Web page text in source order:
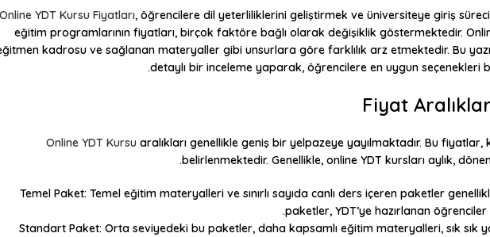
Online YDT Kursu Fiyatları, öğrencilere dil yeterliliklerini geliştirmek ve üniversiteye giriş
eğitim programlarının fiyatları, birçok faktöre bağlı olarak değişiklik göstermektedir.
kadrosu ve sağlanan materyaller gibi unsurlara göre farklılık arz etmektedir. Bu
detaylı bir inceleme yaparak, öğrencilere en uygun seçenekleri
Fiyat
Online YDT Kursu aralıkları genellikle geniş bir yelpazeye yayılmaktadır. Bu
belirlenmektedir. Genellikle, online YDT kursları aylık,
Temel Paket: Temel eğitim materyalleri ve sınırlı sayıda canlı ders içeren paketler
paketler, YDT’ye hazırlanan
Standart Paket: Orta seviyedeki bu paketler, daha kapsamlı eğitim materyalleri, sık sık